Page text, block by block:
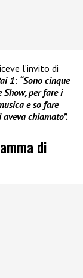
l’invito di
1: “Sono cinque
Show, per fare i
e so fare
chiamato”.
di